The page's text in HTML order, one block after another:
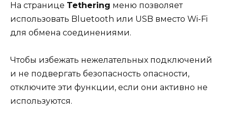
На странице Tethering меню позволяет
использовать Bluetooth или USB вместо Wi-Fi
для обмена соединениями.
Чтобы избежать нежелательных подключений
и не подвергать безопасность опасности,
отключите эти функции, если они активно не
используются.